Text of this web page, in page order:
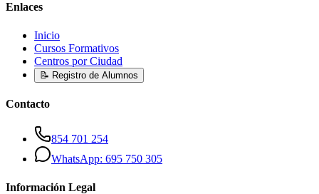
Enlaces
Inicio
Cursos Formativos
Centros por Ciudad
📝 Registro de Alumnos
Contacto
854 701 254
WhatsApp: 695 750 305
Información Legal